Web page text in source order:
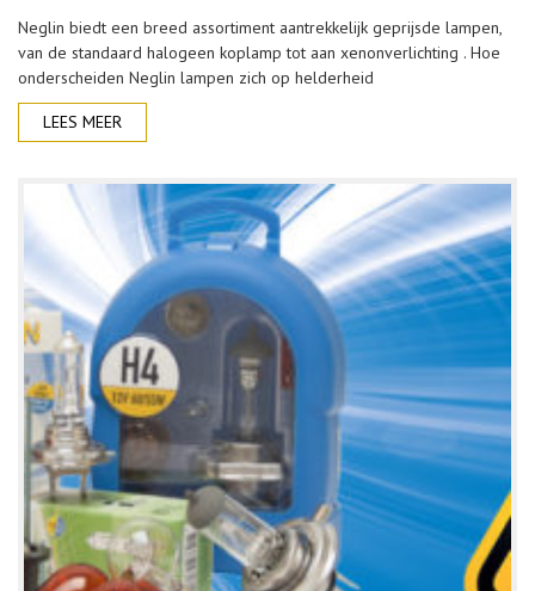
Neglin biedt een breed assortiment aantrekkelijk geprijsde lampen,
van de standaard halogeen koplamp tot aan xenonverlichting . Hoe
onderscheiden Neglin lampen zich op helderheid
LEES MEER